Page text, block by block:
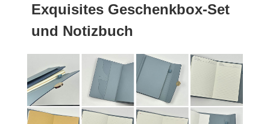
Exquisites Geschenkbox-Set
und Notizbuch